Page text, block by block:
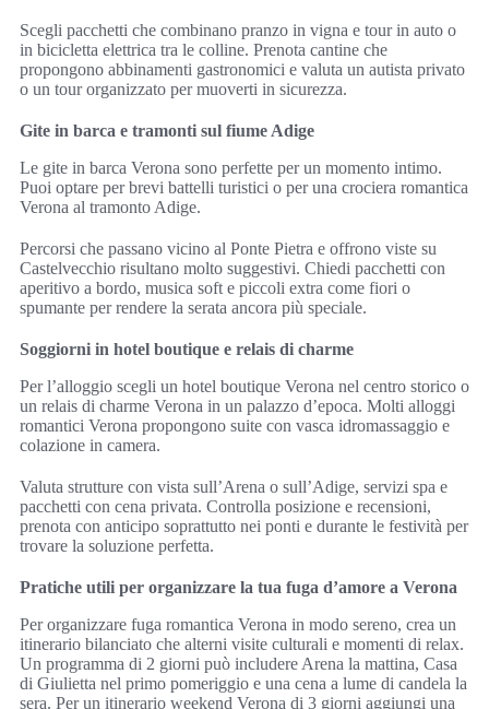
Scegli pacchetti che combinano pranzo in vigna e tour in auto o
in bicicletta elettrica tra le colline. Prenota cantine che
propongono abbinamenti gastronomici e valuta un autista privato
o un tour organizzato per muoverti in sicurezza.
Gite in barca e tramonti sul fiume Adige
Le gite in barca Verona sono perfette per un momento intimo.
Puoi optare per brevi battelli turistici o per una crociera romantica
Verona al tramonto Adige.
Percorsi che passano vicino al Ponte Pietra e offrono viste su
Castelvecchio risultano molto suggestivi. Chiedi pacchetti con
aperitivo a bordo, musica soft e piccoli extra come fiori o
spumante per rendere la serata ancora più speciale.
Soggiorni in hotel boutique e relais di charme
Per l’alloggio scegli un hotel boutique Verona nel centro storico o
un relais di charme Verona in un palazzo d’epoca. Molti alloggi
romantici Verona propongono suite con vasca idromassaggio e
colazione in camera.
Valuta strutture con vista sull’Arena o sull’Adige, servizi spa e
pacchetti con cena privata. Controlla posizione e recensioni,
prenota con anticipo soprattutto nei ponti e durante le festività per
trovare la soluzione perfetta.
Pratiche utili per organizzare la tua fuga d’amore a Verona
Per organizzare fuga romantica Verona in modo sereno, crea un
itinerario bilanciato che alterni visite culturali e momenti di relax.
Un programma di 2 giorni può includere Arena la mattina, Casa
di Giulietta nel primo pomeriggio e una cena a lume di candela la
sera. Per un itinerario weekend Verona di 3 giorni aggiungi una